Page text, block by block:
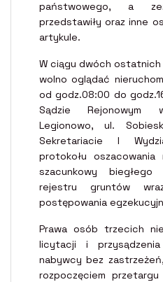
państwowego, a
przedstawiły oraz inne
artykule.
W ciągu dwóch
wolno oglądać
od godz.08:00 do
Sądzie Rejonowym
Legionowo, ul.
Sekretariacie I
protokołu
szacunkowy
rejestru gruntów
postępowania
Prawa osób trzecich
licytacji i
nabywcy bez
rozpoczęciem